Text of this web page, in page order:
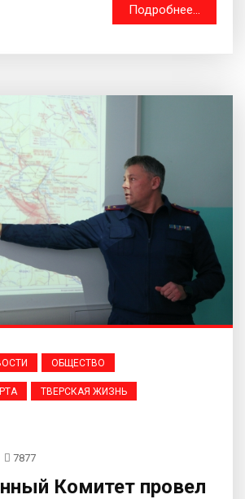
Подробнее...
ОБЩЕСТВО
ТВЕРСКАЯ ЖИЗНЬ
7877
Комитет провел